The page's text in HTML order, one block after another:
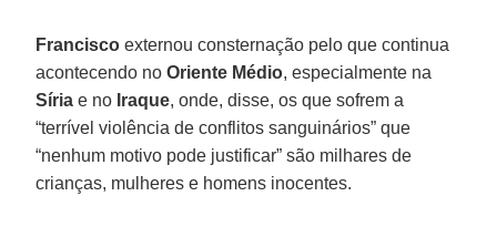
Francisco externou consternação pelo que continua
acontecendo noOriente Médio, especialmente na
Síria e no Iraque, onde, disse, os que sofrem a
“terrível violência de conflitos sanguinários” que
“nenhum motivo pode justificar” são milhares de
crianças, mulheres e homens inocentes.